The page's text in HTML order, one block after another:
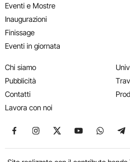
Eventi e Mostre
Inaugurazioni
Finissage
Eventi in giornata
Chi siamo
Pubblicità
Contatti
Lavora con noi
Seguici su Facebook
Seguici su Instagram
Seguici su X
Seguici su
Seguici